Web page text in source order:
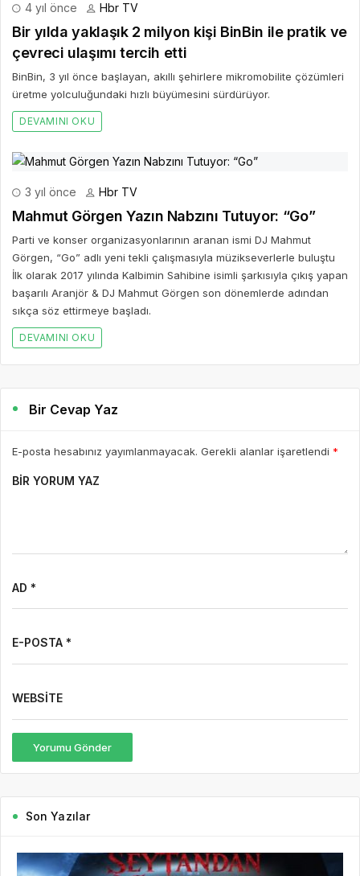
4 yıl önce Hbr TV
Bir yılda yaklaşık 2 milyon kişi BinBin ile pratik ve
çevreci ulaşımı tercih etti
BinBin, 3 yıl önce başlayan, akıllı şehirlere mikromobilite çözümleri
üretme yolculuğundaki hızlı büyümesini sürdürüyor.
DEVAMINI OKU
3 yıl önce Hbr TV
Mahmut Görgen Yazın Nabzını Tutuyor: “Go”
Parti ve konser organizasyonlarının aranan ismi DJ Mahmut
Görgen, “Go” adlı yeni tekli çalışmasıyla müzikseverlerle buluştu
İlk olarak 2017 yılında Kalbimin Sahibine isimli şarkısıyla çıkış yapan
başarılı Aranjör & DJ Mahmut Görgen son dönemlerde adından
sıkça söz ettirmeye başladı.
DEVAMINI OKU
Bir Cevap Yaz
E-posta hesabınız yayımlanmayacak. Gerekli alanlar işaretlendi *
BIR YORUM YAZ
AD *
E-POSTA *
WEBSITE
Yorumu Gönder
Son Yazılar